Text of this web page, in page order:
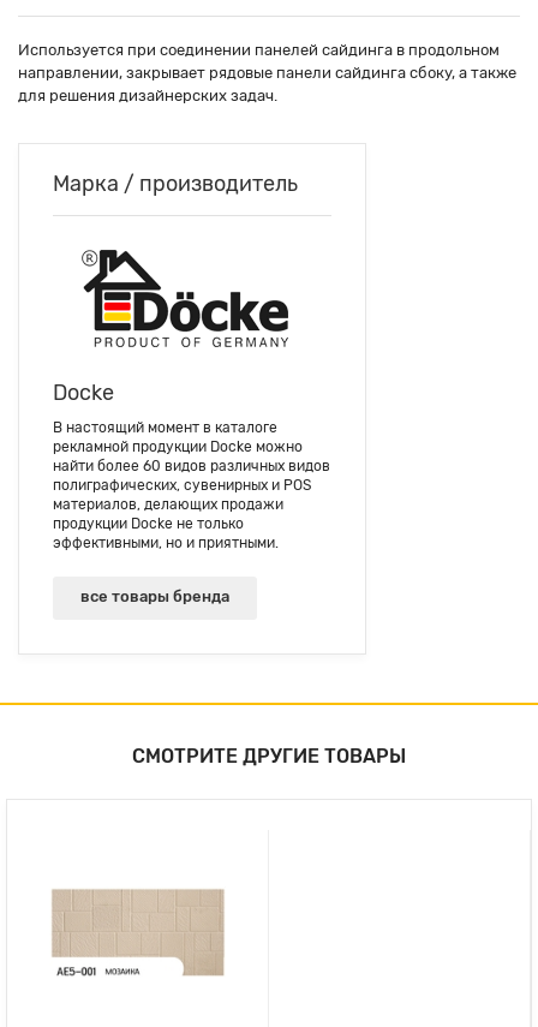
Используется при соединении панелей сайдинга в продольном
направлении, закрывает рядовые панели сайдинга сбоку, а также
для решения дизайнерских задач.
Марка / производитель
Docke
В настоящий момент в каталоге
рекламной продукции Docke можно
найти более 60 видов различных видов
полиграфических, сувенирных и POS
материалов, делающих продажи
продукции Docke не только
эффективными, но и приятными.
все товары бренда
СМОТРИТЕ ДРУГИЕ ТОВАРЫ